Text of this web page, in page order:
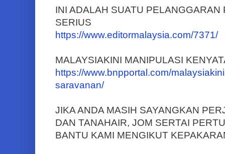
INI ADALAH SUATU
SERIUS
https://www.editormalaysia.com/7371/
MALAYSIAKINI MANIPULASI
https://www.bnpportal.com/
saravanan/
JIKA ANDA MASIH SAYANGKAN
DAN TANAHAIR, JOM SERTAI
BANTU KAMI MENGIKUT